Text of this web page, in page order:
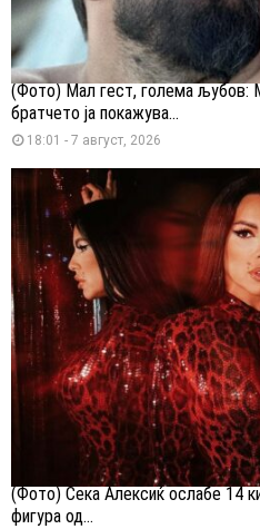
(Фото) Мал гест, голема љубов:
братчето ја покажува...
18:01 - 7 август, 2026
(Фото) Сека Алексиќ ослабе 14
фигура од...